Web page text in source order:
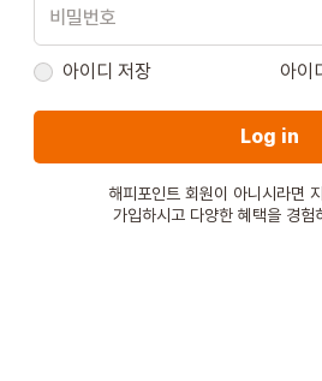
EVENT
STORE
아이디 저장 아이
Log in
해피포인트 회원이 아니시라면
가입하시고 다양한 혜택을 경험